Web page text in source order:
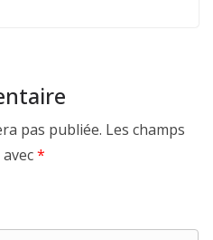
pas publiée. Les champs
*